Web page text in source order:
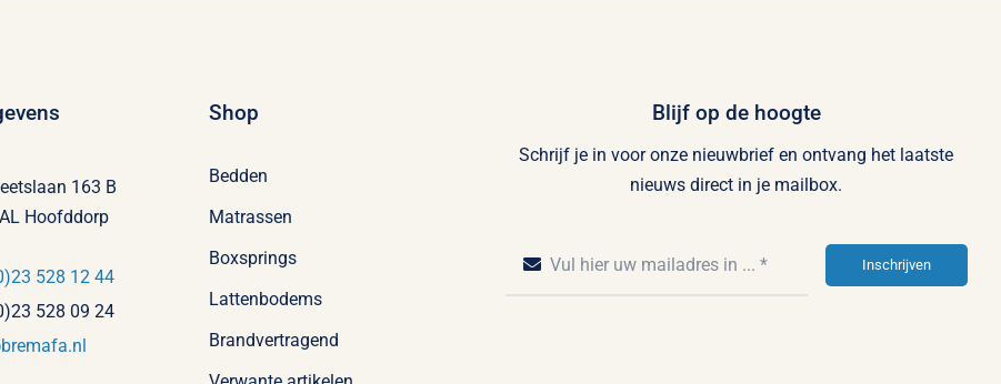
163 B
Hoofddorp
528 12 44
528 09 24
Shop
Bedden
Matrassen
Boxsprings
Lattenbodems
Brandvertragend
Blijf op de hoogte
Schrijf je in voor onze nieuwbrief en ontvang het laatste
nieuws direct in je mailbox.
Inschrijven